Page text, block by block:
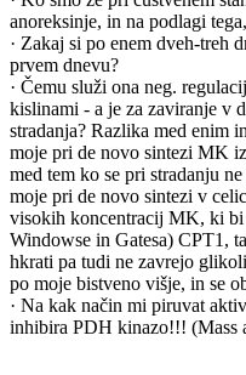
anoreksinje, in na podlagi
· Zakaj si po enem dveh-treh
prvem dnevu?
· Čemu služi ona neg.
kislinami - a je za zaviranje v
stradanja? Razlika med enim
moje pri de novo sintezi MK
med tem ko se pri stradanju
moje pri de novo sintezi v
visokih koncentracij MK, ki bi
Windowse in Gatesa) CPT1,
hkrati pa tudi ne zavrejo
po moje bistveno višje, in se
· Na kak način mi piruvat
inhibira PDH kinazo!!! (Mass